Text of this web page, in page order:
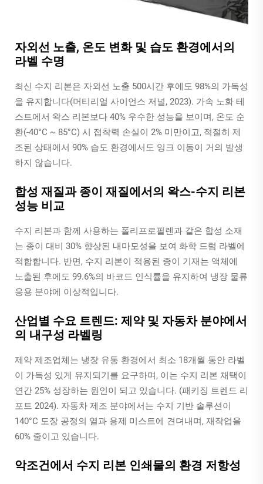
자외선 노출, 온도 변화 및 습도 환경에서의
라벨 수명
최신 수지 리본은 자외선 노출 500시간 후에도 98%의 가독성
을 유지합니다(머티리얼 사이언스 저널, 2023). 가속 노화 테
스트에서 왁스 리본보다 40% 우수한 성능을 보이며, 온도 순
환(-40°C ~ 85°C) 시 접착력 손실이 2% 미만이고, 적절히 제
조된 상태에서 90% 습도 환경에서도 잉크 이동이 거의 발생
하지 않습니다.
합성 재질과 종이 재질에서의 왁스-수지 리본
성능 비교
수지 리본과 함께 사용하는 폴리프로필렌과 같은 합성 소재
는 종이 대비 30% 향상된 내마모성을 보여 화학 드럼 라벨에
적합합니다. 반면, 수지 리본이 적용된 종이 기재는 액체에
노출된 후에도 99.6%의 바코드 인식률을 유지하여 냉장 물류
응용 분야에 이상적입니다.
산업별 수요 트렌드: 제약 및 자동차 분야에서
의 내구성 라벨링
제약 제조업체는 냉장 유통 환경에서 최소 18개월 동안 라벨
이 가독성 있게 유지되기를 요구하며, 이는 수지 리본 채택이
연간 25% 성장하는 원인이 되고 있습니다. (패키징 트렌드 리
포트 2024). 자동차 제조 분야에서는 수지 기반 솔루션이
140°C 도장 공정의 열과 용제 미스트에 견뎌내며, 재작업을
60% 줄이고 있습니다.
악조건에서 수지 리본 인쇄물의 환경 저항성